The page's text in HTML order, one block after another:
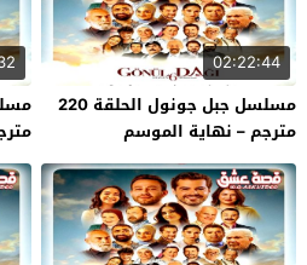
02:22:44
مسلسل جبل جونول الحلقة 220
مترجم – نهاية الموسم